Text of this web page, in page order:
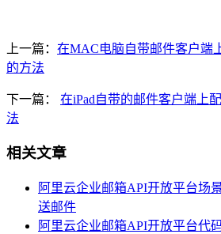
上一篇： 在MAC电脑自带邮件客户端
的方法
下一篇： 在iPad自带的邮件客户端上
法
相关文章
阿里云企业邮箱API开放平台场
送邮件
阿里云企业邮箱API开放平台代